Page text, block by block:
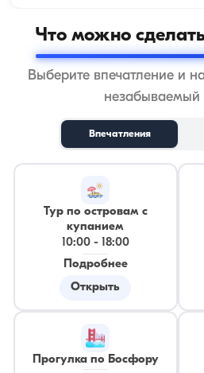
Что можно
Выберите впечатление и
незабываемый
Впечатления
Тур по островам с
купанием
10:00-
18:00
Подробнее
Открыть
Прогулка по Босфору